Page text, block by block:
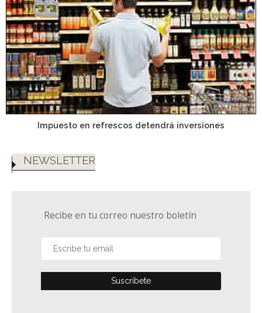
Impuesto en refrescos detendrá inversiones
NEWSLETTER
Recibe en tu correo nuestro boletín